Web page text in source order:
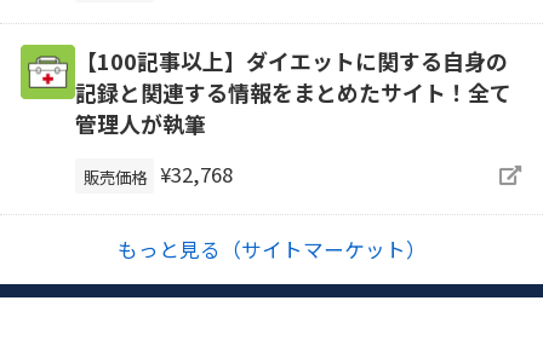
【100記事以上】ダイエットに関する自身の
記録と関連する情報をまとめたサイト！全て
管理人が執筆
販売価格 ¥32,768
もっと見る（サイトマーケット）